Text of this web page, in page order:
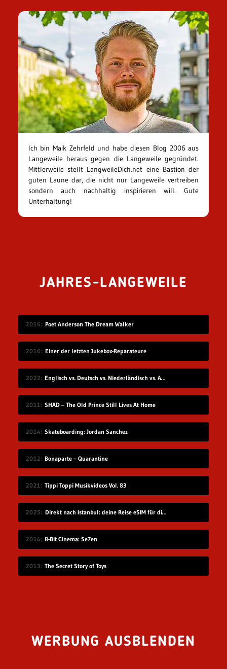
Ich bin Maik Zehrfeld und habe diesen Blog 2006 aus
Langeweile heraus gegen die Langeweile gegründet.
Mittlerweile stellt LangweileDich.net eine Bastion der
guten Laune dar, die nicht nur Langeweile vertreiben
sondern auch nachhaltig inspirieren will. Gute
Unterhaltung!
JAHRES-LANGEWEILE
2016 Poet Anderson The Dream Walker
2016 Einer der letzten Jukebox-Reparateure
2022 Englisch vs. Deutsch vs. Niederländisch vs. Afrikaans
2011 SHAD – The Old Prince Still Lives At Home
2014 Skateboarding: Jordan Sanchez
2012 Bonaparte – Quarantine
2021 Tippi Toppi Musikvideos Vol. 83
2025 Direkt nach Istanbul: deine Reise eSIM für die Türkei
2014 8-Bit Cinema: Se7en
2013 The Secret Story of Toys
WERBUNG AUSBLENDEN